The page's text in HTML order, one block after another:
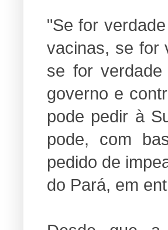
"Se for
vacinas, se for
se for
governo e
pode pedir à
pode, com
pedido de
do Pará, em